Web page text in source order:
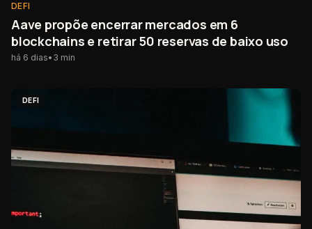
DEFI
Aave propõe encerrar mercados em 6
blockchains e retirar 50 reservas de baixo uso
há 6 dias• 3 min
DEFI